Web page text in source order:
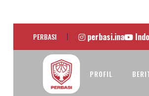
PERBASI perbasi.ina
PROFIL